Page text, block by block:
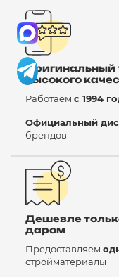
Оригинальный
высокого
Работаем с 1994
Официальный
брендов
Дешевле
даром
Предоставляем
стройматериалы